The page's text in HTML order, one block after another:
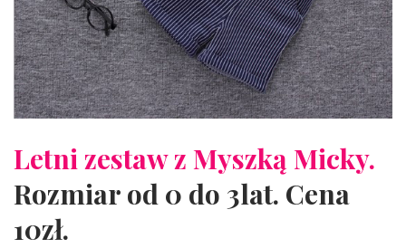
Letni zestaw z Myszką Micky.
Rozmiar od 0 do 3lat. Cena
10zł.